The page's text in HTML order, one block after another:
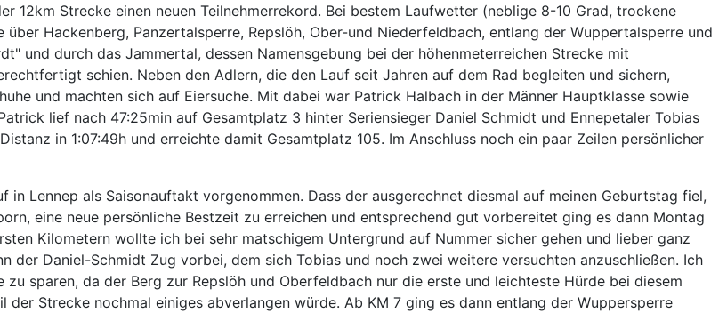
12km Strecke einen neuen Teilnehmerrekord. Bei bestem Laufwetter (neblige 8-10 Grad, trockene
Hackenberg, Panzertalsperre, Repslöh, Ober-und Niederfeldbach, entlang der Wuppertalsperre und
und durch das Jammertal, dessen Namensgebung bei der höhenmeterreichen Strecke mit
schien. Neben den Adlern, die den Lauf seit Jahren auf dem Rad begleiten und sichern,
und machten sich auf Eiersuche. Mit dabei war Patrick Halbach in der Männer Hauptklasse sowie
lief nach 47:25min auf Gesamtplatz 3 hinter Seriensieger Daniel Schmidt und Ennepetaler Tobias
in 1:07:49h und erreichte damit Gesamtplatz 105. Im Anschluss noch ein paar Zeilen persönlicher
in Lennep als Saisonauftakt vorgenommen. Dass der ausgerechnet diesmal auf meinen Geburtstag fiel,
eine neue persönliche Bestzeit zu erreichen und entsprechend gut vorbereitet ging es dann Montag
Kilometern wollte ich bei sehr matschigem Untergrund auf Nummer sicher gehen und lieber ganz
der Daniel-Schmidt Zug vorbei, dem sich Tobias und noch zwei weitere versuchten anzuschließen. Ich
sparen, da der Berg zur Repslöh und Oberfeldbach nur die erste und leichteste Hürde bei diesem
Strecke nochmal einiges abverlangen würde. Ab KM 7 ging es dann entlang der Wuppersperre